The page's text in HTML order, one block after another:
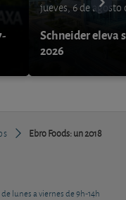
jueves, 6 de agosto
Schneider eleva
2026
Ebro Foods: un 2018
de lunes a viernes de 9h-14h